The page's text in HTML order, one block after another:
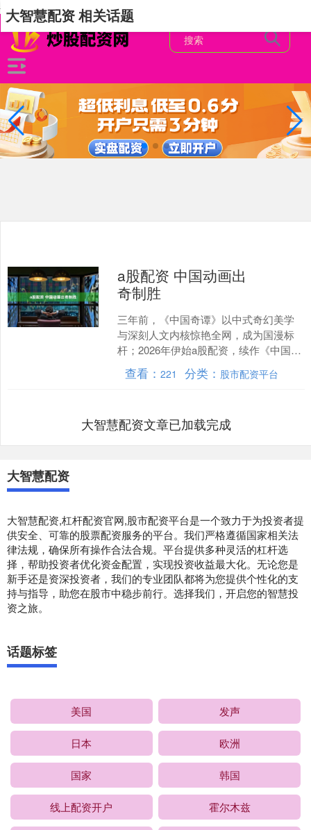
-->大智慧配资 相关话题
a股配资 中国动画出
奇制胜
三年前，《中国奇谭》以中式奇幻美学
与深刻人文内核惊艳全网，成为国漫标
杆；2026年伊始a股配资，续作《中国奇
谭2》（见下图）回归，前三集播出后引
发热议。新一季前....
查看：221 分类： 股市配资平台
大智慧配资文章已加载完成
大智慧配资
大智慧配资,杠杆配资官网,股市配资平台是一个致力于为投资者提
供安全、可靠的股票配资服务的平台。我们严格遵循国家相关法
律法规，确保所有操作合法合规。平台提供多种灵活的杠杆选
择，帮助投资者优化资金配置，实现投资收益最大化。无论您是
新手还是资深投资者，我们的专业团队都将为您提供个性化的支
持与指导，助您在股市中稳步前行。选择我们，开启您的智慧投
资之旅。
话题标签
美国 发声
日本 欧洲
国家 韩国
线上配资开户 霍尔木兹